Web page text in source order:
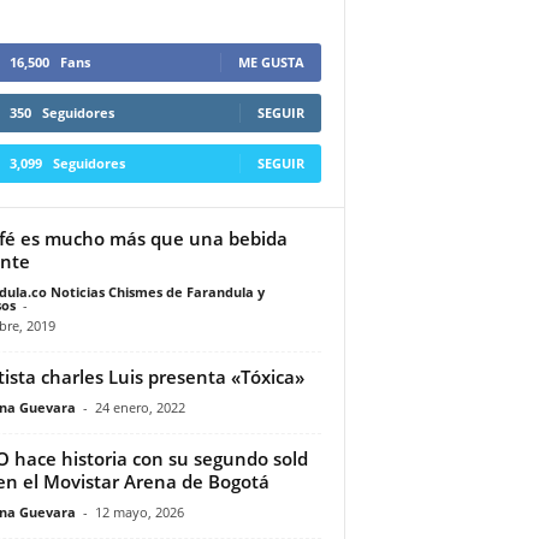
16,500 Fans ME GUSTA
350 Seguidores SEGUIR
3,099 Seguidores SEGUIR
es mucho más que una bebida
Noticias Chismes de Farandula y
-
2019
charles Luis presenta «Tóxica»
Guevara - 24 enero, 2022
hace historia con su segundo sold
el Movistar Arena de Bogotá
Guevara - 12 mayo, 2026